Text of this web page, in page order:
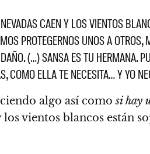
CAEN Y LOS VIENTOS
PROTEGERNOS UNOS A
(…) SANSA ES TU HERMANA.
COMO ELLA TE NECESITA… Y YO
algo así comosi hay
vientos blancos están